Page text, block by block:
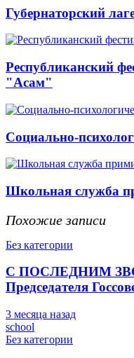
Губернаторский
Республиканский
"Асам"
Социально-
Школьная служба
Похожие записи
Без категории
С ПОСЛЕДНИМ
Председателя
3 месяца назад
school
Без категории